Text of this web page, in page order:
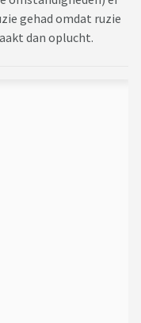
gehad omdat ruzie
dan oplucht.